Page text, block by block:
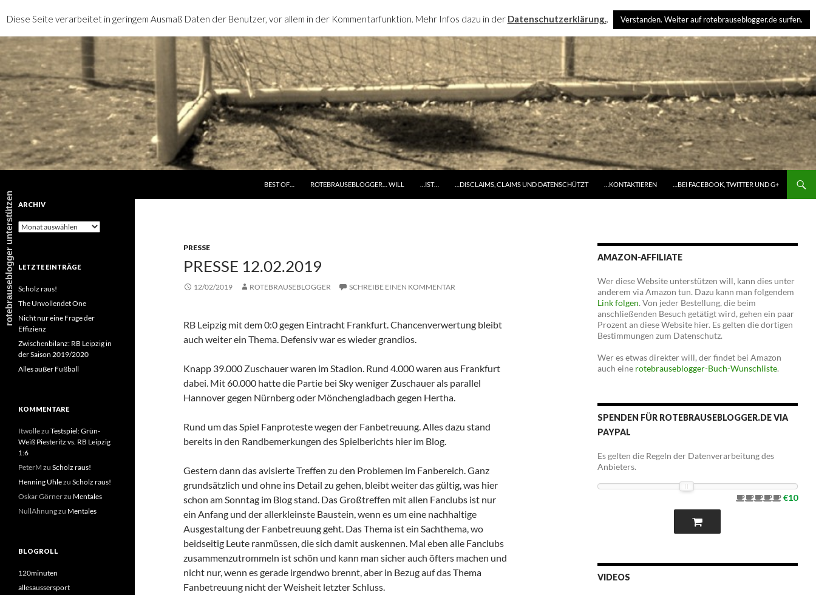
BEST OF…
ROTEBRAUSEBLOGGER… WILL …IST… …DISCLAIMS, CLAIMS UND DATENSCHÜTZT …KONTAKTIEREN …BEI FACEBOOK, TWITTER UND G+
PRESSE
PRESSE 12.02.2019
12/02/2019 ROTEBRAUSEBLOGGER SCHREIBE EINEN KOMMENTAR
RB Leipzig mit dem 0:0 gegen Eintracht Frankfurt. Chancenverwertung bleibt
auch weiter ein Thema. Defensiv war es wieder grandios.
Knapp 39.000 Zuschauer waren im Stadion. Rund 4.000 waren aus Frankfurt
dabei. Mit 60.000 hatte die Partie bei Sky weniger Zuschauer als parallel
Hannover gegen Nürnberg oder Mönchengladbach gegen Hertha.
Rund um das Spiel Fanproteste wegen der Fanbetreuung. Alles dazu stand
bereits in den Randbemerkungen des Spielberichts hier im Blog.
Gestern dann das avisierte Treffen zu den Problemen im Fanbereich. Ganz
grundsätzlich und ohne ins Detail zu gehen, bleibt weiter das gültig, was hier
schon am Sonntag im Blog stand. Das Großtreffen mit allen Fanclubs ist nur
ein Anfang und der allerkleinste Baustein, wenn es um eine nachhaltige
Ausgestaltung der Fanbetreuung geht. Das Thema ist ein Sachthema, wo
beidseitig Leute ranmüssen, die sich damit auskennen. Mal eben alle Fanclubs
zusammenzutrommeln ist schön und kann man sicher auch öfters machen und
nicht nur, wenn es gerade irgendwo brennt, aber in Bezug auf das Thema
Fanbetreuung nicht der Weisheit letzter Schluss.
AMAZON-AFFILIATE
Wer diese Website unterstützen will, kann dies unter
anderem via Amazon tun. Dazu kann man folgendem
Link folgen. Von jeder Bestellung, die beim
anschließenden Besuch getätigt wird, gehen ein paar
Prozent an diese Website hier. Es gelten die dortigen
Bestimmungen zum Datenschutz.
Wer es etwas direkter will, der findet bei Amazon
auch eine rotebrauseblogger-Buch-Wunschliste.
SPENDEN FÜR ROTEBRAUSEBLOGGER.DE VIA
PAYPAL
Es gelten die Regeln der Datenverarbeitung des
Anbieters.
€10
VIDEOS
ARCHIV
Archiv
LETZTE EINTRÄGE
Scholz raus!
The Unvollendet One
Nicht nur eine Frage der
Effizienz
Zwischenbilanz: RB Leipzig in
der Saison 2019/2020
Alles außer Fußball
KOMMENTARE
Itwollezu Testspiel: Grün-
Weiß Piesteritz vs. RB Leipzig
1:6
PeterM zu Scholz raus!
Henning Uhlezu Scholz raus!
Oskar Görnerzu Mentales
NullAhnungzu Mentales
BLOGROLL
120minuten
allesaussersport
Diese Seite verarbeitet in geringem Ausmaß Daten der Benutzer, vor allem in der Kommentarfunktion. Mehr Infos dazu in der Datenschutzerklärung.. Verstanden. Weiter auf rotebrauseblogger.de surfen.
rotebrauseblogger unterstützen